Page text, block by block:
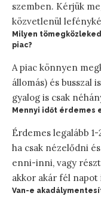
szemben. Kérjük
közvetlenül
Milyen
piac?
A piac könnyen
állomás) és busszal
gyalog is csak
Mennyi időt érdemes
Érdemes legalább
ha csak nézelődni
enni-inni, vagy
akkor akár fél
Van-e